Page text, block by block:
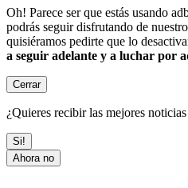
Oh! Parece ser que estás usando
podrás seguir disfrutando de
quisiéramos pedirte que lo
a seguir adelante y a luchar por
Cerrar
¿Quieres recibir las mejores
Si!
Ahora no